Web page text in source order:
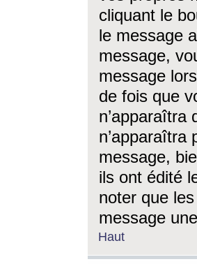
cliquant le
le message
message,
message
de fois que
n’apparaîtra
n’apparaîtra
message,
ils ont édité
noter que
message
Haut